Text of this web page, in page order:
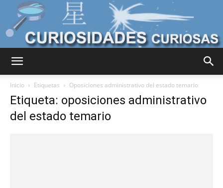
Inicio Etiquetas Oposiciones administrativo del estado temario
Etiqueta: oposiciones administrativo
del estado temario